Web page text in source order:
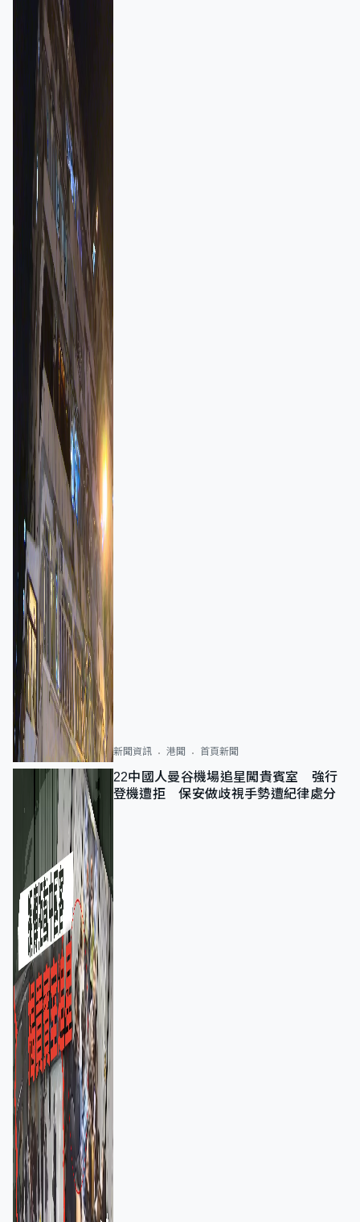
新聞資訊 港聞 首頁新聞
22中國人曼谷機場追星闖貴賓室 強行
登機遭拒 保安做歧視手勢遭紀律處分